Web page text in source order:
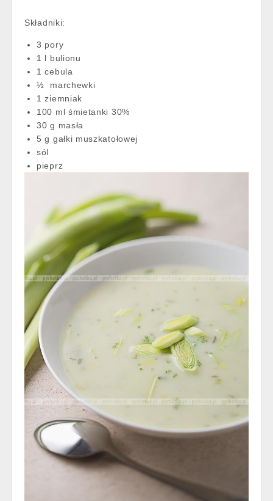
Składniki:
3 pory
1 l bulionu
1 cebula
½ marchewki
1 ziemniak
100 ml śmietanki 30%
30 g masła
5 g gałki muszkatołowej
sól
pieprz